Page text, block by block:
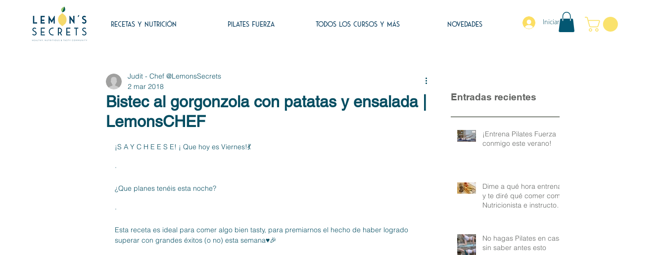
RECETAS Y NUTRICIÓN PILATES FUERZA TODOS LOS CURSOS Y MÁS NOVEDADES Iniciar sesión
Bistec al gorgonzola con patatas y ensalada |
LemonsCHEF
Judit - Chef @LemonsSecrets
2 mar 2018
¡S A Y C H E E S E! ¡ Que hoy es Viernes!💃
·
¿Que planes tenéis esta noche?
·
Esta receta es ideal para comer algo bien tasty, para premiarnos el hecho de haber logrado
superar con grandes éxitos (o no) esta semana♥️🎉
Entradas recientes
¡Entrena Pilates Fuerza
conmigo este verano!
Dime a qué hora entrenas
y te diré qué comer como
Nutricionista e instructora
No hagas Pilates en casa
sin saber antes esto